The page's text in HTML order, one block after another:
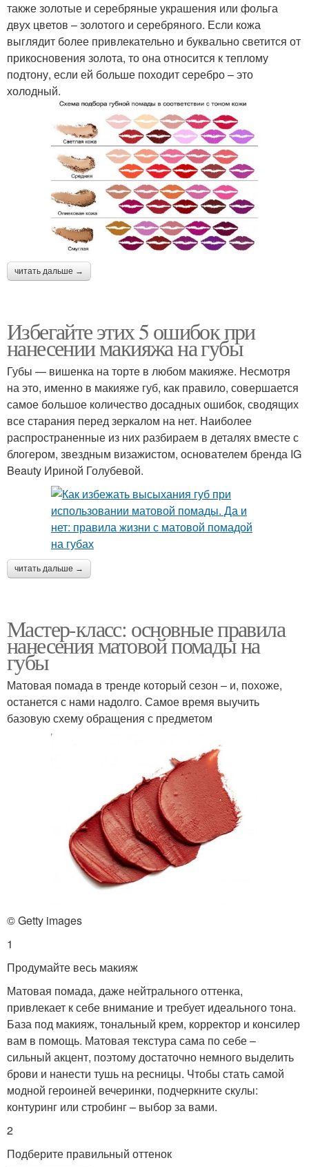
также золотые и серебряные украшения или фольга
двух цветов – золотого и серебряного. Если кожа
выглядит более привлекательно и буквально светится от
прикосновения золота, то она относится к теплому
подтону, если ей больше походит серебро – это
холодный.
читать дальше →
Избегайте этих 5 ошибок при
нанесении макияжа на губы
Губы — вишенка на торте в любом макияже. Несмотря
на это, именно в макияже губ, как правило, совершается
самое большое количество досадных ошибок, сводящих
все старания перед зеркалом на нет. Наиболее
распространенные из них разбираем в деталях вместе с
блогером, звездным визажистом, основателем бренда IG
Beauty Ириной Голубевой.
читать дальше →
Мастер-класс: основные правила
нанесения матовой помады на
губы
Матовая помада в тренде который сезон – и, похоже,
останется с нами надолго. Самое время выучить
базовую схему обращения с предметом
© Getty images
1
Продумайте весь макияж
Матовая помада, даже нейтрального оттенка,
привлекает к себе внимание и требует идеального тона.
База под макияж, тональный крем, корректор и консилер
вам в помощь. Матовая текстура сама по себе –
сильный акцент, поэтому достаточно немного выделить
брови и нанести тушь на ресницы. Чтобы стать самой
модной героиней вечеринки, подчеркните скулы:
контуринг или стробинг – выбор за вами.
2
Подберите правильный оттенок